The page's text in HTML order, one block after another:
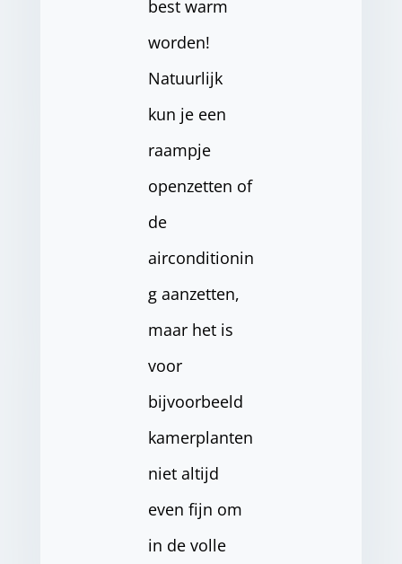
best warm
worden!
Natuurlijk
kun je een
raampje
openzetten of
de
airconditionin
g aanzetten,
maar het is
voor
bijvoorbeeld
kamerplanten
niet altijd
even fijn om
in de volle